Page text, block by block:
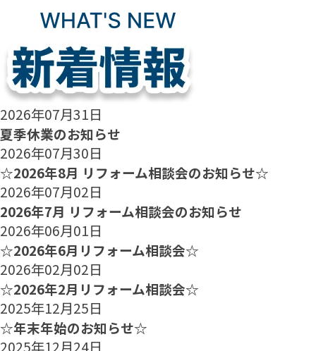
2026年07月31日
夏季休業のお知らせ
2026年07月30日
☆2026年8月 リフォーム相談会のお知らせ☆
2026年07月02日
2026年7月 リフォーム相談会のお知らせ
2026年06月01日
☆2026年6月リフォーム相談会☆
2026年02月02日
☆2026年2月リフォーム相談会☆
2025年12月25日
☆年末年始のお知らせ☆
2025年12月24日